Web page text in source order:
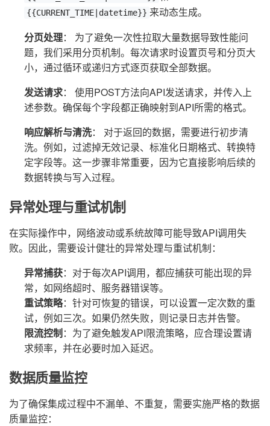
{{CURRENT_TIME|datetime}} 来动态生成。
分页处理： 为了避免一次性拉取大量数据导致性能问
题，我们采用分页机制。每次请求时设置页号和分页大
小，通过循环或递归方式逐页获取全部数据。
发送请求： 使用POST方法向API发送请求，并传入上
述参数。确保每个字段都正确映射到API所需的格式。
响应解析与清洗： 对于返回的数据，需要进行初步清
洗。例如，过滤掉无效记录、标准化日期格式、转换特
定字段等。这一步骤非常重要，因为它直接影响后续的
数据转换与写入过程。
异常处理与重试机制
在实际操作中，网络波动或系统故障可能导致API调用失
败。因此，需要设计健壮的异常处理与重试机制：
异常捕获：对于每次API调用，都应捕获可能出现的异
常，如网络超时、服务器错误等。
重试策略：针对可恢复的错误，可以设置一定次数的重
试，例如三次。如果仍然失败，则记录日志并告警。
限流控制：为了避免触发API限流策略，应合理设置请
求频率，并在必要时加入延迟。
数据质量监控
为了确保集成过程中不漏单、不重复，需要实施严格的数据
质量监控：